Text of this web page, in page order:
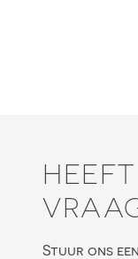
Stuur ons